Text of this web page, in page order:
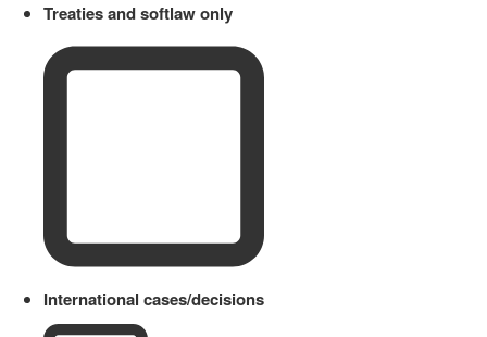
Treaties and softlaw only
International cases/decisions